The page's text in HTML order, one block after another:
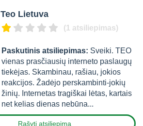
Teo Lietuva
(1 atsiliepimas)
Paskutinis atsiliepimas: Sveiki. TEO
vienas prasčiausių interneto paslaugų
tiekėjas. Skambinau, rašiau, jokios
reakcijos. Žadėjo perskambinti-jokių
žinių. Internetas tragiškai lėtas, kartais
net kelias dienas nebūna...
Rašyti atsiliepimą